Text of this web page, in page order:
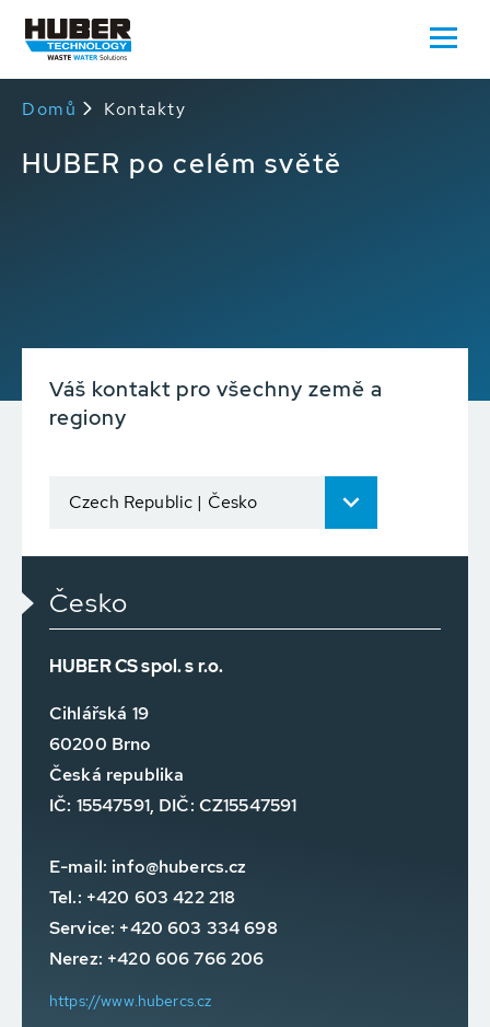
Domů Kontakty
HUBER po celém světě
Váš kontakt pro všechny země a
regiony
Czech Republic | Česko
Česko
HUBER CS spol. s r.o.
Cihlářská 19
60200 Brno
Česká republika
IČ: 15547591, DIČ: CZ15547591
E-mail: info@hubercs.cz
Tel.: +420 603 422 218
Service: +420 603 334 698
Nerez: +420 606 766 206
https://www.hubercs.cz